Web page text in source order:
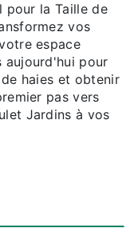
pour la Taille de
vos
espace
aujourd'hui pour
haies et obtenir
pas vers
Jardins à vos